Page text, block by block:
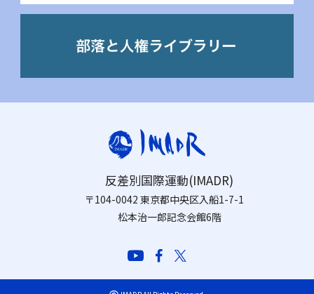
反差別国際運動(IMADR)
〒104-0042 東京都中央区入船1-7-1
松本治一郎記念会館6階